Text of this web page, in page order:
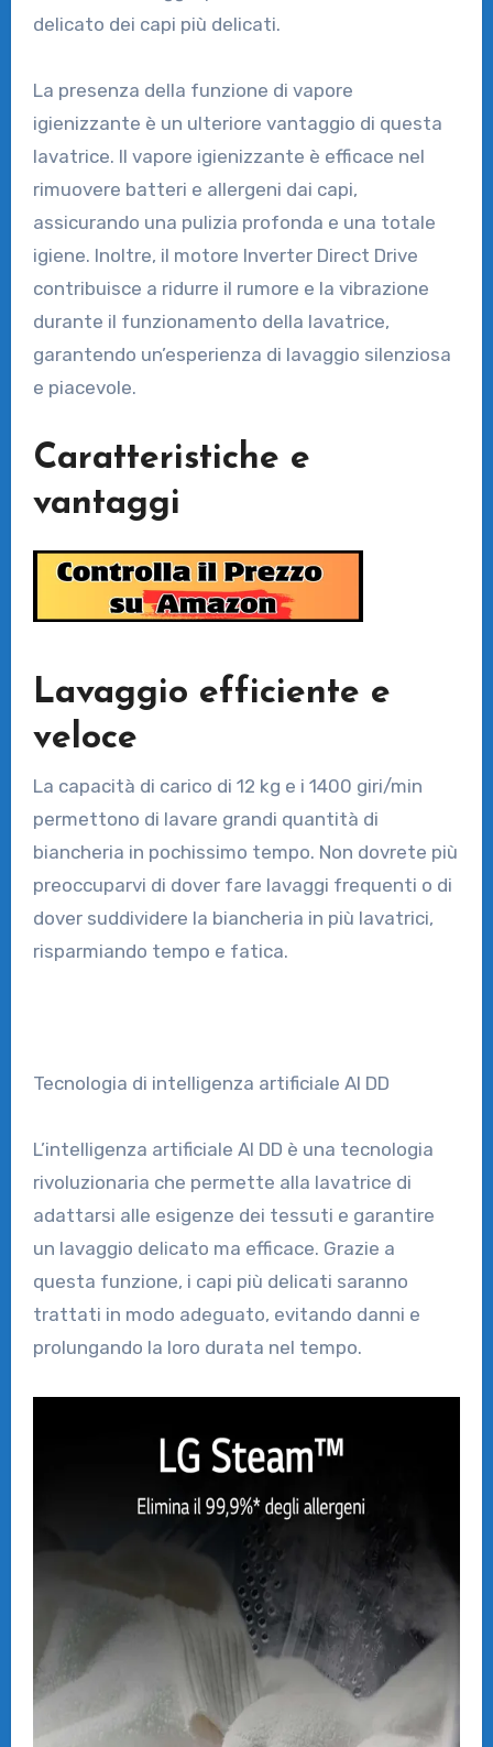
delicato dei capi più delicati.
La presenza della funzione di vapore
igienizzante è un ulteriore vantaggio di questa
lavatrice. Il vapore igienizzante è efficace nel
rimuovere batteri e allergeni dai capi,
assicurando una pulizia profonda e una totale
igiene. Inoltre, il motore Inverter Direct Drive
contribuisce a ridurre il rumore e la vibrazione
durante il funzionamento della lavatrice,
garantendo un’esperienza di lavaggio silenziosa
e piacevole.
Caratteristiche e
vantaggi
Lavaggio efficiente e
veloce
La capacità di carico di 12 kg e i 1400 giri/min
permettono di lavare grandi quantità di
biancheria in pochissimo tempo. Non dovrete più
preoccuparvi di dover fare lavaggi frequenti o di
dover suddividere la biancheria in più lavatrici,
risparmiando tempo e fatica.
Tecnologia di intelligenza artificiale AI DD
L’intelligenza artificiale AI DD è una tecnologia
rivoluzionaria che permette alla lavatrice di
adattarsi alle esigenze dei tessuti e garantire
un lavaggio delicato ma efficace. Grazie a
questa funzione, i capi più delicati saranno
trattati in modo adeguato, evitando danni e
prolungando la loro durata nel tempo.